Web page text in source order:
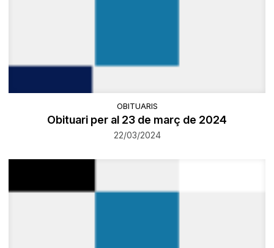
OBITUARIS
Obituari per al 23 de març de 2024
22/03/2024